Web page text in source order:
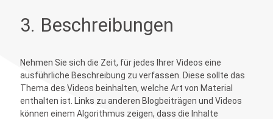
3. Beschreibungen
Nehmen Sie sich die Zeit, für jedes Ihrer Videos eine
ausführliche Beschreibung zu verfassen. Diese sollte das
Thema des Videos beinhalten, welche Art von Material
enthalten ist. Links zu anderen Blogbeiträgen und Videos
können einem Algorithmus zeigen, dass die Inhalte